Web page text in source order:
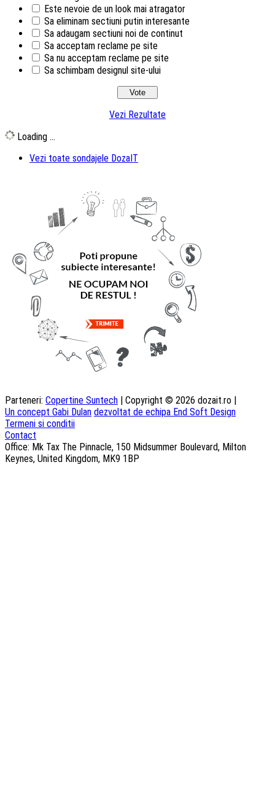
Este nevoie de un look mai atragator
Sa eliminam sectiuni putin interesante
Sa adaugam sectiuni noi de continut
Sa acceptam reclame pe site
Sa nu acceptam reclame pe site
Sa schimbam designul site-ului
Vezi Rezultate
Loading ...
Vezi toate sondajele DozaIT
Parteneri: Copertine Suntech | Copyright © 2026 dozait.ro |
Un concept Gabi Dulan dezvoltat de echipa End Soft Design
Termeni si conditii
Contact
Office: Mk Tax The Pinnacle, 150 Midsummer Boulevard, Milton
Keynes, United Kingdom, MK9 1BP